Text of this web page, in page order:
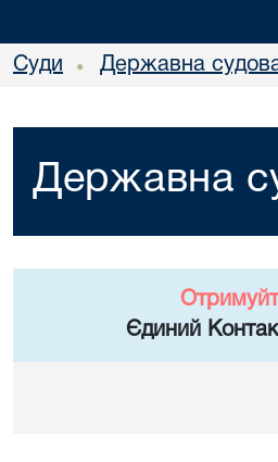
Суди • Державна судова
Державна
Єдиний